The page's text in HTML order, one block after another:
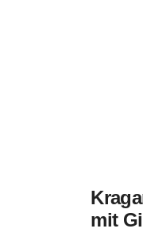
mit